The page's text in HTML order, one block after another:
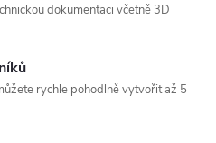
dokumentaci včetně 3D
rychle pohodlně vytvořit až 5